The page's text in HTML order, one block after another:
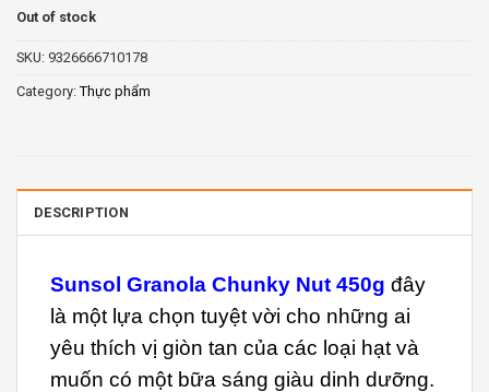
Out of stock
SKU: 9326666710178
Category: Thực phẩm
DESCRIPTION
Sunsol Granola Chunky Nut 450g đây
là một lựa chọn tuyệt vời cho những ai
yêu thích vị giòn tan của các loại hạt và
muốn có một bữa sáng giàu dinh dưỡng.